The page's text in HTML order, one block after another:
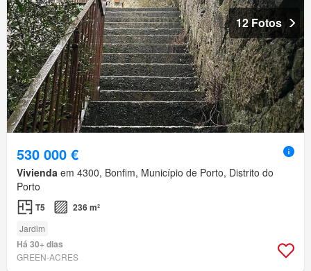
12 Fotos
530 000 €
Vivienda em 4300, Bonfim, Município de Porto, Distrito do
Porto
T5 236 m²
Jardim
Há 30+ dias
GREEN-ACRES